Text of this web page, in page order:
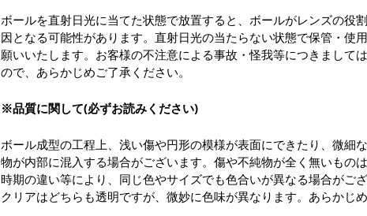
ボールを直射日光に当てた状態で放置すると、ボールがレンズの役
因となる可能性があります。直射日光の当たらない状態で保管・使
願いいたします。お客様の不注意による事故・怪我等につきまして
ので、あらかじめご了承ください。
※品質に関して(必ずお読みください)
ボール成型の工程上、浅い傷や円形の模様が表面にできたり、微細
物が内部に混入する場合がございます。傷や不純物が全く無いもの
時期の違い等により、同じ色やサイズでも色合いが異なる場合がご
クリアはどちらも透明ですが、微妙に色味が異なります。あらかじめ